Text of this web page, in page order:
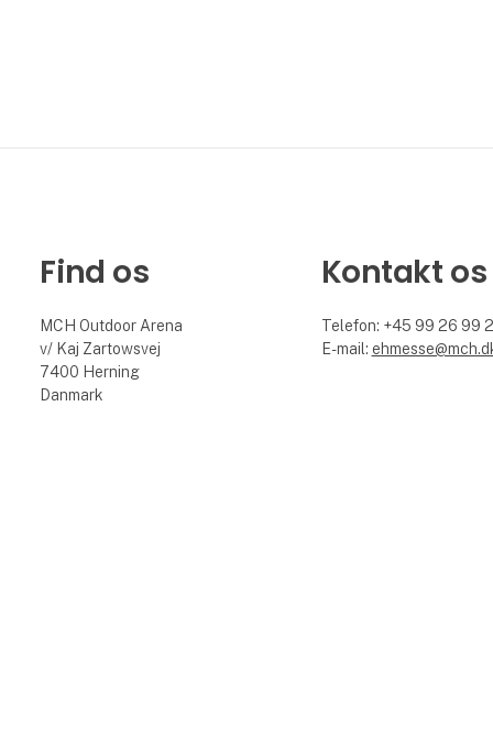
Find os
MCH Outdoor Arena
v/ Kaj Zartowsvej
7400 Herning
Danmark
Kontakt os
Telefon: +45 99 26 99
E-mail: